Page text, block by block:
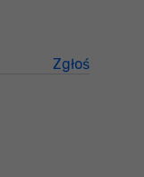
Zgłoś